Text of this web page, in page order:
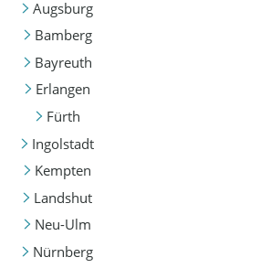
Augsburg
Bamberg
Bayreuth
Erlangen
Fürth
Ingolstadt
Kempten
Landshut
Neu-Ulm
Nürnberg